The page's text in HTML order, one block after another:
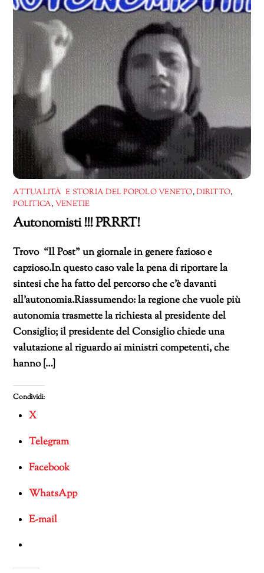
ATTUALITÀ E STORIA DEL POPOLO VENETO,DIRITTO,
POLITICA, VENETIE
Autonomisti !!! PRRRT!
Trovo “Il Post” un giornale in genere fazioso e
capzioso.In questo caso vale la pena di riportare la
sintesi che ha fatto del percorso che c’è davanti
all’autonomia.Riassumendo: la regione che vuole più
autonomia trasmette la richiesta al presidente del
Consiglio; il presidente del Consiglio chiede una
valutazione al riguardo ai ministri competenti, che
hanno […]
Condividi:
X
Telegram
Facebook
WhatsApp
E-mail